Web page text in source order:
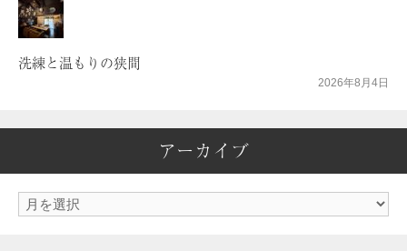
洗練と温もりの狭間
2026年8月4日
アーカイブ
ア